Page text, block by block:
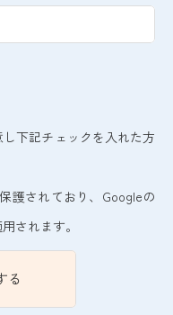
し下記チェックを入れた方
護されており、Googleの
されます。
る